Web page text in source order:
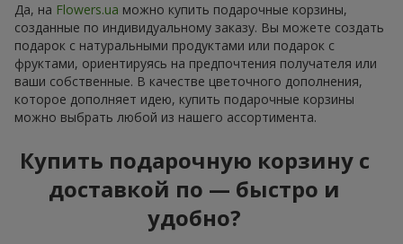
Да, на Flowers.ua можно купить подарочные корзины,
созданные по индивидуальному заказу. Вы можете создать
подарок с натуральными продуктами или подарок с
фруктами, ориентируясь на предпочтения получателя или
ваши собственные. В качестве цветочного дополнения,
которое дополняет идею, купить подарочные корзины
можно выбрать любой из нашего ассортимента.
Купить подарочную корзину с
доставкой по — быстро и
удобно?